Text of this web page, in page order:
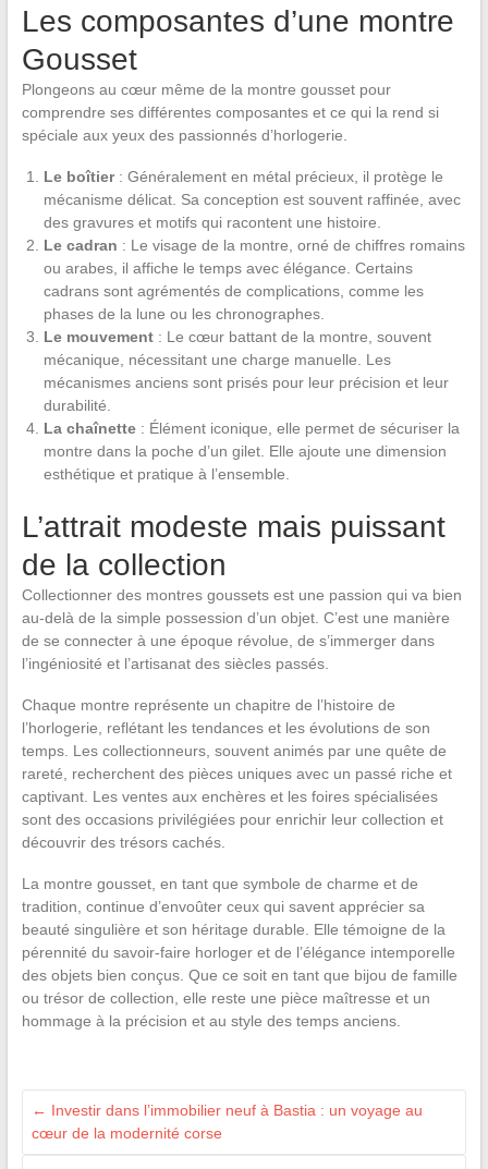
Les composantes d’une montre
Gousset
Plongeons au cœur même de la montre gousset pour
comprendre ses différentes composantes et ce qui la rend si
spéciale aux yeux des passionnés d’horlogerie.
Le boîtier : Généralement en métal précieux, il protège le
mécanisme délicat. Sa conception est souvent raffinée, avec
des gravures et motifs qui racontent une histoire.
Le cadran : Le visage de la montre, orné de chiffres romains
ou arabes, il affiche le temps avec élégance. Certains
cadrans sont agrémentés de complications, comme les
phases de la lune ou les chronographes.
Le mouvement : Le cœur battant de la montre, souvent
mécanique, nécessitant une charge manuelle. Les
mécanismes anciens sont prisés pour leur précision et leur
durabilité.
La chaînette : Élément iconique, elle permet de sécuriser la
montre dans la poche d’un gilet. Elle ajoute une dimension
esthétique et pratique à l’ensemble.
L’attrait modeste mais puissant
de la collection
Collectionner des montres goussets est une passion qui va bien
au-delà de la simple possession d’un objet. C’est une manière
de se connecter à une époque révolue, de s’immerger dans
l’ingéniosité et l’artisanat des siècles passés.
Chaque montre représente un chapitre de l’histoire de
l’horlogerie, reflétant les tendances et les évolutions de son
temps. Les collectionneurs, souvent animés par une quête de
rareté, recherchent des pièces uniques avec un passé riche et
captivant. Les ventes aux enchères et les foires spécialisées
sont des occasions privilégiées pour enrichir leur collection et
découvrir des trésors cachés.
La montre gousset, en tant que symbole de charme et de
tradition, continue d’envoûter ceux qui savent apprécier sa
beauté singulière et son héritage durable. Elle témoigne de la
pérennité du savoir-faire horloger et de l’élégance intemporelle
des objets bien conçus. Que ce soit en tant que bijou de famille
ou trésor de collection, elle reste une pièce maîtresse et un
hommage à la précision et au style des temps anciens.
← Investir dans l’immobilier neuf à Bastia : un voyage au
cœur de la modernité corse